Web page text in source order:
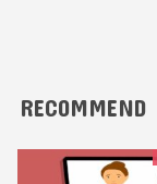
RECOMMEND